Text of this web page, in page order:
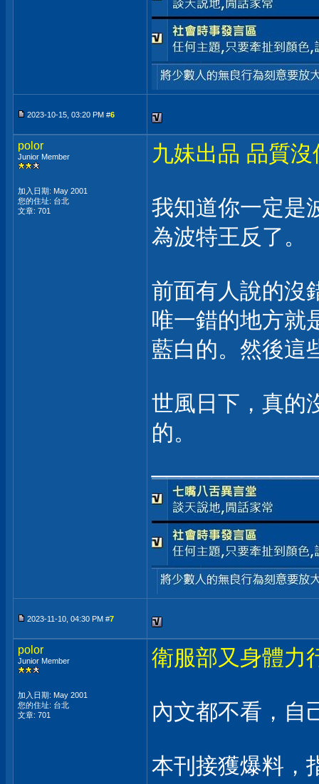
2023-10-15, 03:20 PM #6
polor
Junior Member
加入日期: May 2001
您的住址: 台北
文章: 701
九妹出品 品質沒
我知道你一定是
為波特王反了。
前面有人說的沒
唯一錯的地方就
藍白的。然後這
世風日下，真的
的。
2023-11-10, 04:30 PM #7
polor
Junior Member
加入日期: May 2001
您的住址: 台北
文章: 701
衛服部又身體力
內文都不看，自
本刊接獲爆料，